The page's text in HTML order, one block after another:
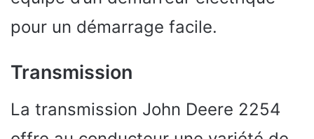
pour un démarrage facile.
Transmission
La transmission John Deere 2254